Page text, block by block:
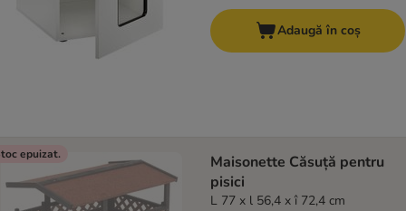
Adaugă în coș
epuizat.
Maisonette Căsuță pentru
pisici
L 77 x l 56,4 x î 72,4 cm